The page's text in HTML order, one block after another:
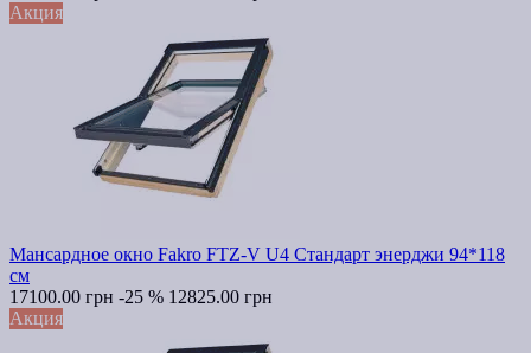
Акция
Мансардное окно Fakro FTZ-V U4 Стандарт энерджи 94*118
см
17100.00 грн -25 % 12825.00 грн
Акция